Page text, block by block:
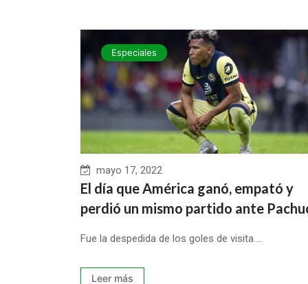
Especiales
mayo 17, 2022
El día que América ganó, empató y
perdió un mismo partido ante
Fue la despedida de los goles de visita....
Leer más